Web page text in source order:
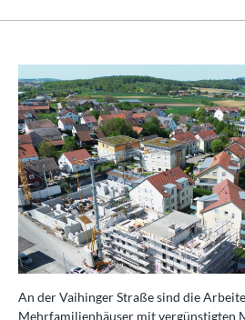
An der Vaihinger Straße sind die
Mehrfamilienhäuser mit vergünstigten